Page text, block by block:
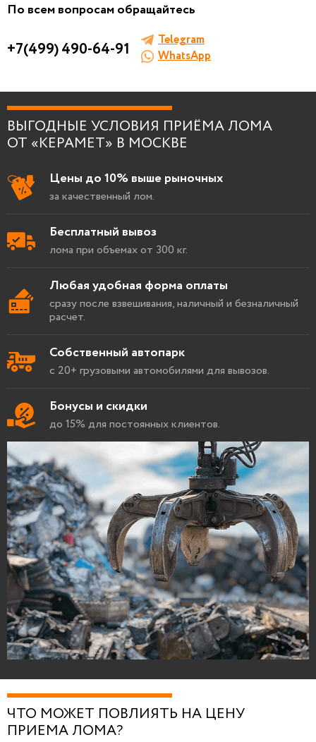
данных.
По всем вопросам обращайтесь
+7(499) 490-64-91
Telegram
WhatsApp
ВЫГОДНЫЕ УСЛОВИЯ ПРИЁМА ЛОМА
ОТ «КЕРАМЕТ» В МОСКВЕ
Цены до 10% выше рыночных
за качественный лом.
Бесплатный вывоз
лома при объемах от 300 кг.
Любая удобная форма оплаты
сразу после взвешивания, наличный и безналичный
расчет.
Собственный автопарк
с 20+ грузовыми автомобилями для вывозов.
Бонусы и скидки
до 15% для постоянных клиентов.
ЧТО МОЖЕТ ПОВЛИЯТЬ НА ЦЕНУ
ПРИЕМА ЛОМА?